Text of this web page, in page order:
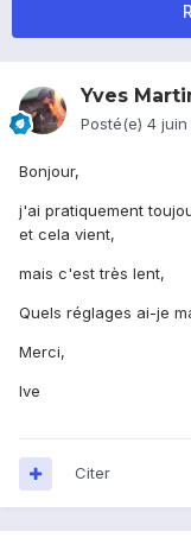
Yves
Posté(e) 4 juin
Bonjour,
j'ai pratiquement
et cela vient,
mais c'est très lent,
Quels réglages ai-je
Merci,
Ive
Citer